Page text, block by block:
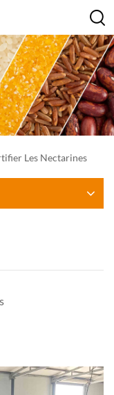
Les Nectarines